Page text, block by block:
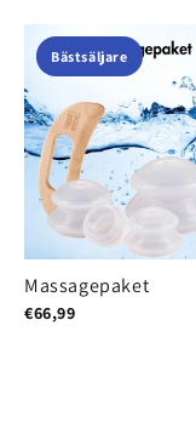
Bästsäljare
Massagepaket
€66,99